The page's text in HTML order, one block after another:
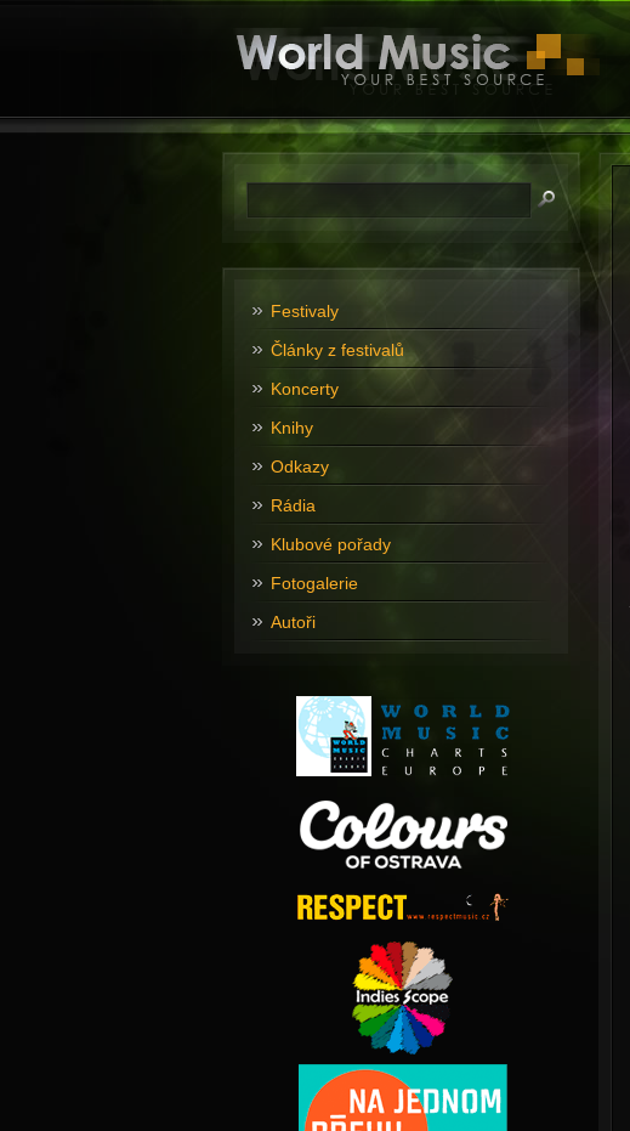
Festivaly
Články z festivalů
Koncerty
Knihy
Odkazy
Rádia
Klubové pořady
Fotogalerie
Autoři